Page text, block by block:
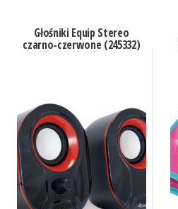
Głośniki Equip Stereo
czarno-czerwone (245332)